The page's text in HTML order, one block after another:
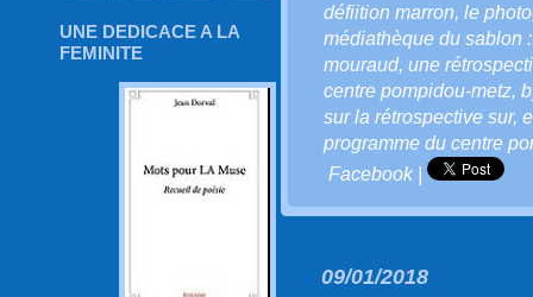
UNE DEDICACE A LA
FEMINITE
défiition marron, le
médiathèque du sablon
mouraud, une
centre pompidou-metz,
sur la rétrospective sur,
programme du centre
Facebook|
09/01/2018